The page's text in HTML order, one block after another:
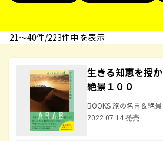
21〜40件/223件中 を表示
生きる知恵を授
絶景１００
BOOKS 旅の名言＆絶景
2022.07.14 発売